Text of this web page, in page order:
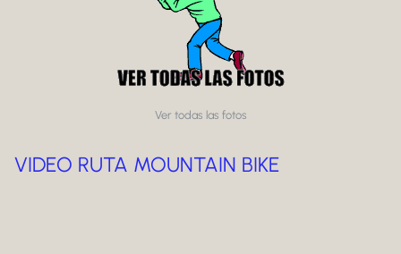
Ver todas las fotos
VIDEO RUTA MOUNTAIN BIKE